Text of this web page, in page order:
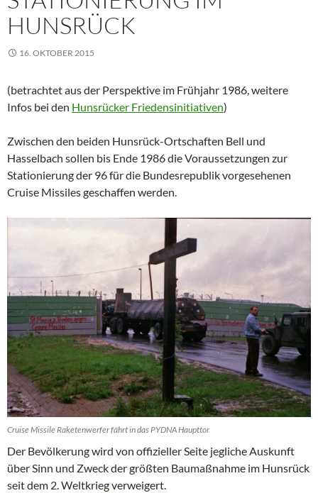
HUNSRÜCK
16. OKTOBER 2015
(betrachtet aus der Perspektive im Frühjahr 1986, weitere
Infos bei den Hunsrücker Friedensinitiativen)
Zwischen den beiden Hunsrück-Ortschaften Bell und
Hasselbach sollen bis Ende 1986 die Voraussetzungen zur
Stationierung der 96 für die Bundesrepublik vorgesehenen
Cruise Missiles geschaffen werden.
Cruise Missile Raketenwerfer fährt in das PYDNA Haupttor
Der Bevölkerung wird von offizieller Seite jegliche Auskunft
über Sinn und Zweck der größten Baumaßnahme im Hunsrück
seit dem 2. Weltkrieg verweigert.